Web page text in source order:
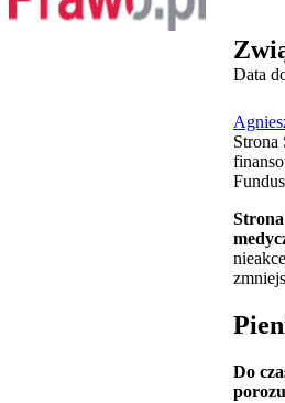
Data
Strona
Strona
Do